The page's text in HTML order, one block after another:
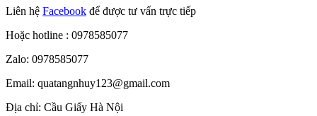
Liên hệ Facebook để được tư vấn trực tiếp
Hoặc hotline : 0978585077
Zalo: 0978585077
Email: quatangnhuy123@gmail.com
Địa chỉ: Cầu Giấy Hà Nội